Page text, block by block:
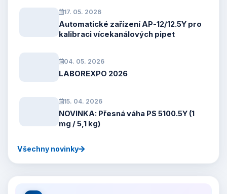
17. 05. 2026
Automatické zařízení AP-12/12.5Y pro
kalibraci vícekanálových pipet
04. 05. 2026
LABOREXPO 2026
15. 04. 2026
NOVINKA: Přesná váha PS 5100.5Y (1
mg / 5,1 kg)
Všechny novinky